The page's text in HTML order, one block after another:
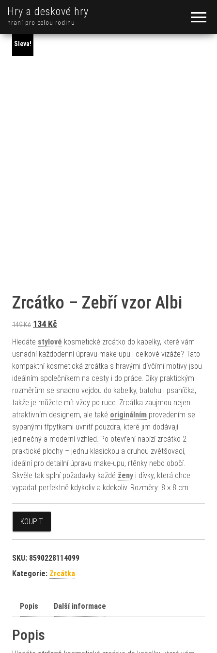
Hry a deskové hry
hraní pro celou rodinu
Sleva!
Zrcátko – Zebří vzor Albi
149Kč Původní cena byla: 149 Kč.
134 Kč
Hledáte stylové kosmetické zrcátko do kabelky, které vám
usnadní každodenní úpravu make-upu i celkové vizáže? Tato
kompaktní kosmetická zrcátka s hravými dívčími motivy jsou
ideálním společníkem na cesty i do práce. Díky praktickým
rozměrům se snadno vejdou do kabelky, batohu i psaníčka,
takže je můžete mít vždy po ruce. Zrcátka zaujmou nejen
atraktivním designem, ale také originálním provedením se
sypanými třpytkami uvnitř pouzdra, které jim dodávají
jedinečný a moderní vzhled. Po otevření nabízí zrcátko 2
praktické plochy – jednu klasickou a druhou zvětšovací,
ideální pro detailní úpravu make-upu, rtěnky nebo obočí.
Skvěle tak splní požadavky každé ženy i dívky, která chce
vypadat perfektně kdykoliv a kdekoliv. Rozměry: 8 × 8 cm
KOUPIT
SKU: 8590228114099
Kategorie: Zrcátka
Popis Další informace
Popis